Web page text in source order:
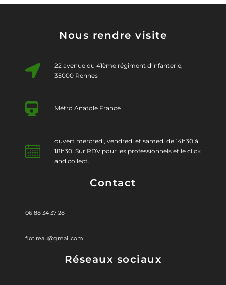
Nous rendre visite
22 avenue du 41ème régiment d'infanterie,
35000 Rennes
Métro Anatole France
ouvert mercredi, vendredi et samedi de 14h30 à
18h30. Sur RDV pour les professionnels et le click
and collect.
Contact
06 88 34 37 28
flotireau@gmail.com
Réseaux sociaux